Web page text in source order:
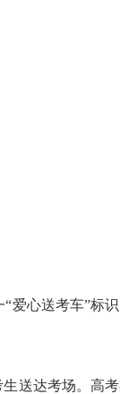
爱心送考车”标
送达考场。高